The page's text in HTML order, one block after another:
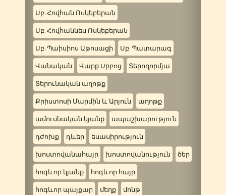
Սբ. Հովհան Ոսկեբերան
Սբ. Հովհաննես Ոսկեբերան
Սբ. Պաիսիոս Աթոսացի Սբ. Պատարագ
Վանական Վարք Սրբոց Տերողորմյա
Տերունական աղոթք
Քրիստոսի Մարմին և Արյուն աղոթք
ամուսնական կյանք ապաշխարություն
դժոխք դևեր եսասիրություն
խոստովանահայր խոստովանություն ծեր
հոգևոր կյանք հոգևոր հայր
հոգևոր պայքար մեղք մոնթ